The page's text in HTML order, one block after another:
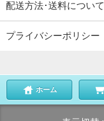
配送方法･送料について
プライバシーポリシー
ホーム